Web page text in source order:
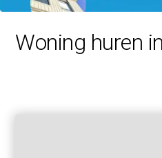
Woning huren